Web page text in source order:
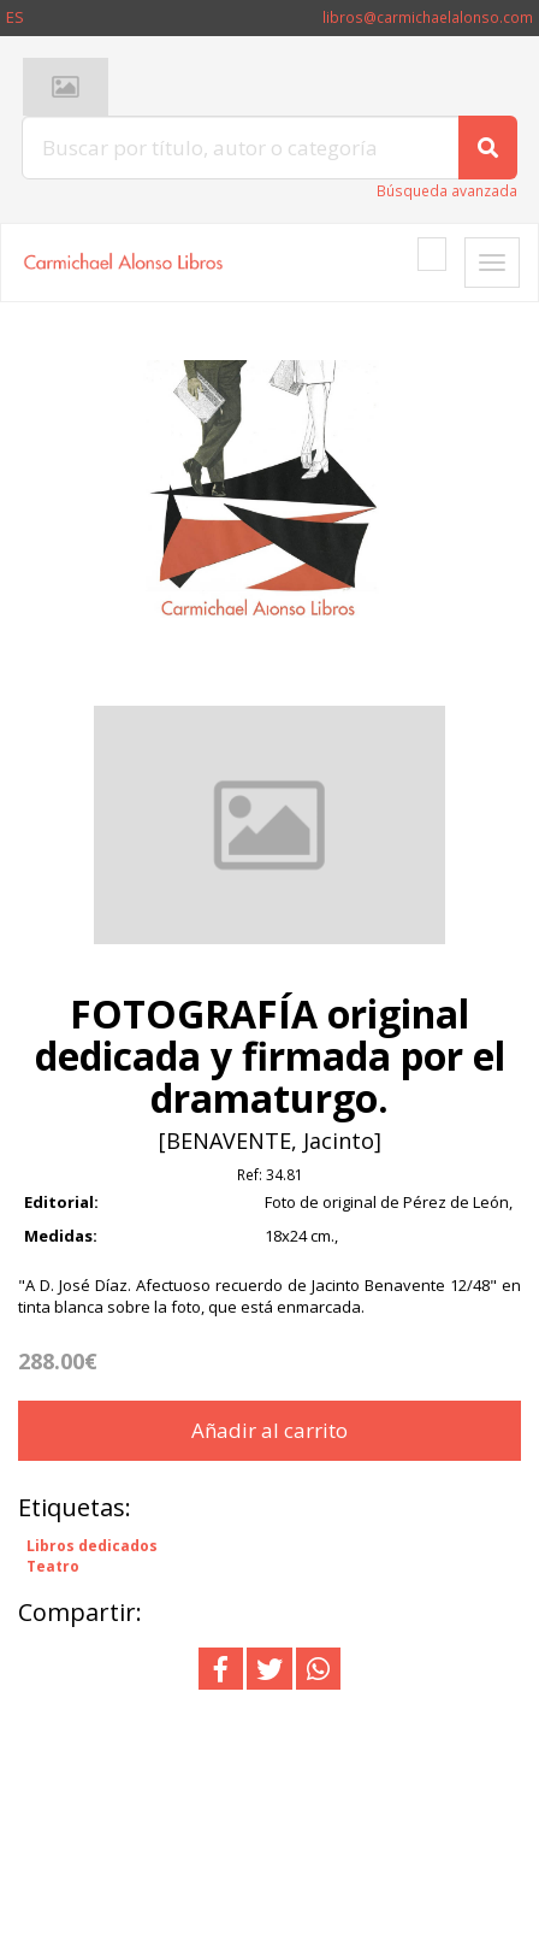
ES libros@carmichaelalonso.com
Búsqueda avanzada
Toggle
FOTOGRAFÍA original
dedicada y firmada por el
dramaturgo.
[BENAVENTE, Jacinto]
Ref: 34.81
Editorial:
Foto de original de Pérez de León,
Medidas:
18x24 cm.,
"A D. José Díaz. Afectuoso recuerdo de Jacinto Benavente 12/48" en
tinta blanca sobre la foto, que está enmarcada.
288.00€
Añadir al carrito
Etiquetas:
Libros dedicados
Teatro
Compartir: